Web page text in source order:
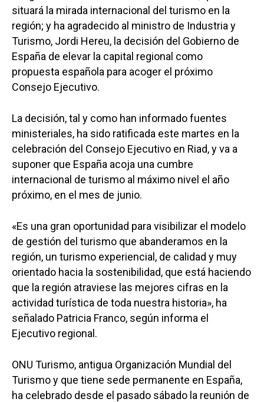
situará la mirada internacional del turismo en la
región; y ha agradecido al ministro de Industria y
Turismo, Jordi Hereu, la decisión del Gobierno de
España de elevar la capital regional como
propuesta española para acoger el próximo
Consejo Ejecutivo.
La decisión, tal y como han informado fuentes
ministeriales, ha sido ratificada este martes en la
celebración del Consejo Ejecutivo en Riad, y va a
suponer que España acoja una cumbre
internacional de turismo al máximo nivel el año
próximo, en el mes de junio.
«Es una gran oportunidad para visibilizar el modelo
de gestión del turismo que abanderamos en la
región, un turismo experiencial, de calidad y muy
orientado hacia la sostenibilidad, que está haciendo
que la región atraviese las mejores cifras en la
actividad turística de toda nuestra historia», ha
señalado Patricia Franco, según informa el
Ejecutivo regional.
ONU Turismo, antigua Organización Mundial del
Turismo y que tiene sede permanente en España,
ha celebrado desde el pasado sábado la reunión de